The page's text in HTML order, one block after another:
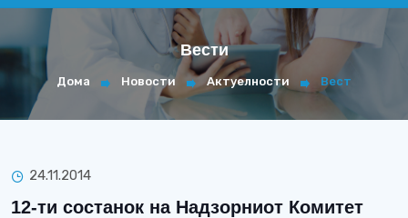
Вести
Дома Новости Актуелности Вест
24.11.2014
12-ти состанок на Надзорниот Комитет